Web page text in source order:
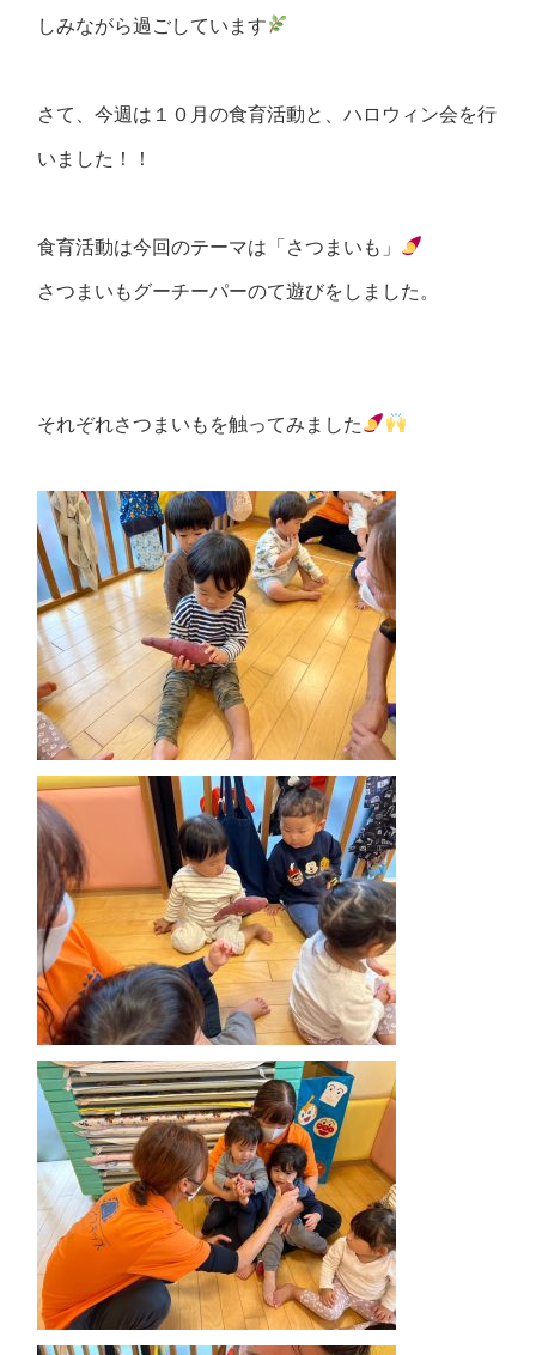
しみながら過ごしています
さて、今週は１０月の食育活動と、ハロウィン会を行
いました！！
食育活動は今回のテーマは「さつまいも」
さつまいもグーチーパーのて遊びをしました。
それぞれさつまいもを触ってみました